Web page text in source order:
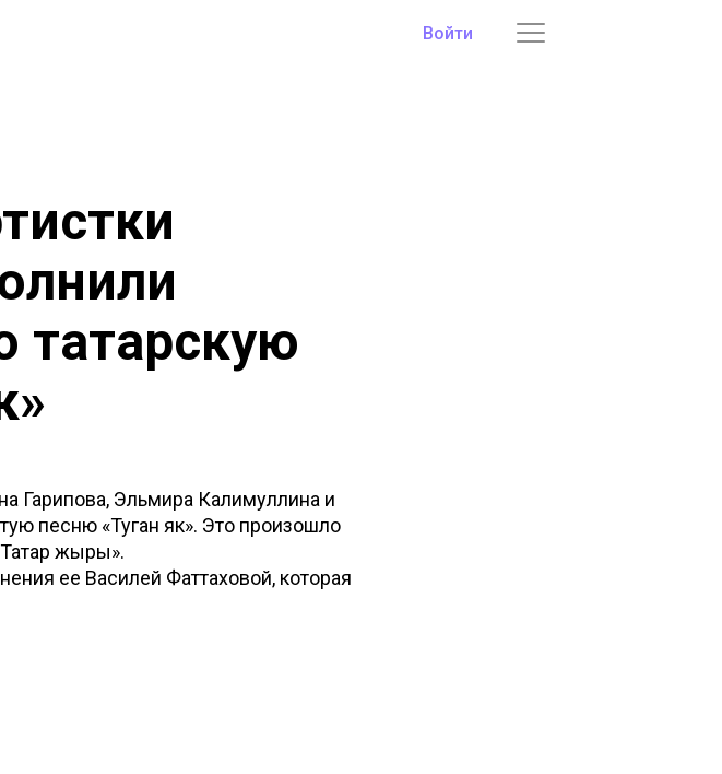
Войти
татарскую
Гарипова, Эльмира Калимуллина и
песню «Туган як». Это произошло
жыры».
ее Василей Фаттаховой, которая